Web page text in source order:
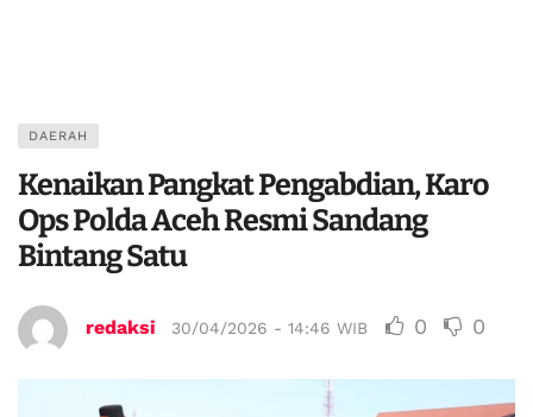
DAERAH
Kenaikan Pangkat Pengabdian, Karo
Ops Polda Aceh Resmi Sandang
Bintang Satu
redaksi 30/04/2026 - 14:46 WIB 0 0